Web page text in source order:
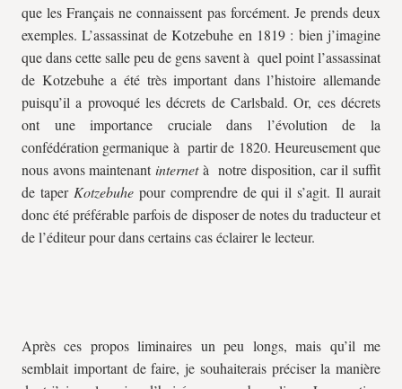
que les Français ne connaissent pas forcément. Je prends deux
exemples. L’assassinat de Kotzebuhe en 1819 : bien j’imagine
que dans cette salle peu de gens savent à quel point l’assassinat
de Kotzebuhe a été très important dans l’histoire allemande
puisqu’il a provoqué les décrets de Carlsbald. Or, ces décrets
ont une importance cruciale dans l’évolution de la
confédération germanique à partir de 1820. Heureusement que
nous avons maintenant internetà notre disposition, car il suffit
de taper Kotzebuhepour comprendre de qui il s’agit. Il aurait
donc été préférable parfois de disposer de notes du traducteur et
de l’éditeur pour dans certains cas éclairer le lecteur.
Après ces propos liminaires un peu longs, mais qu’il me
semblait important de faire, je souhaiterais préciser la manière